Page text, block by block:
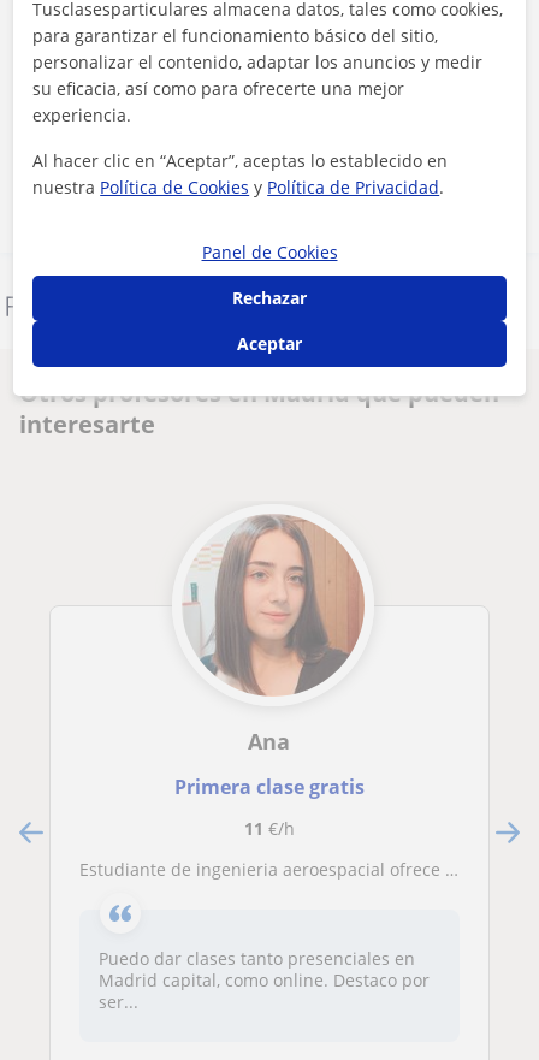
Al hacer clic, aceptas nuestroaviso legaly deprivacidad
Contactar ahora
Otros profesores en Madrid que pueden
interesarte
Ana
Primera clase gratis
11 €/h
Estudiante de ingenieria aeroespacial ofrece clases de matemáticas, física y química hasta nivel bachillerato, experiencia 2 años
Puedo dar clases tanto presenciales en
Madrid capital, como online. Destaco por
ser...
Tusclasesparticulares almacena datos, tales como cookies,
para garantizar el funcionamiento básico del sitio,
personalizar el contenido, adaptar los anuncios y medir
su eficacia, así como para ofrecerte una mejor
experiencia.
Al hacer clic en “Aceptar”, aceptas lo establecido en
nuestra Política de Cookies y Política de Privacidad.
Panel de Cookies
Rechazar
Aceptar